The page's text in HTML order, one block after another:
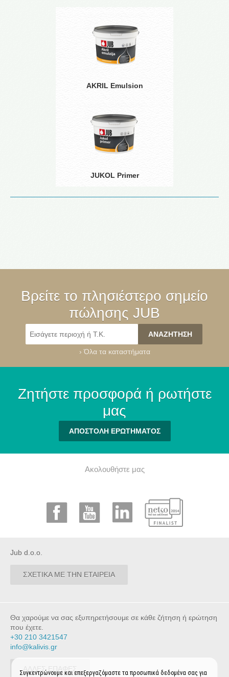
AKRIL Emulsion
JUKOL Primer
Βρείτε το πλησιέστερο σημείο
πώλησης JUB
›Όλα τα καταστήματα
Ζητήστε προσφορά ή ρωτήστε
μας
ΑΠΟΣΤΟΛΗ ΕΡΩΤΗΜΑΤΟΣ
Ακολουθήστε μας
Jub d.o.o.
ΣΧΕΤΙΚΑ ΜΕ ΤΗΝ ΕΤΑΙΡΕΙΑ
Θα χαρούμε να σας εξυπηρετήσουμε σε κάθε ζήτηση ή ερώτηση
που έχετε.
+30 210 3421547
info@kalivis.gr
ΑΛΛΕΣ ΕΠΑΦΕΣ
Συγκεντρώνουμε και επεξεργαζόμαστε τα προσωπικά δεδομένα σας για